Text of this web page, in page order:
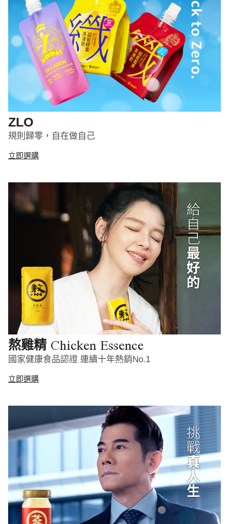
ZLO
規則歸零，自在做自己
立即選購
熬雞精 Chicken Essence
國家健康食品認證 連續十年熱銷No.1
立即選購